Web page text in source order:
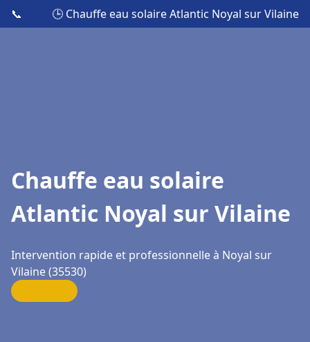
📞 🕒 Chauffe eau solaire Atlantic Noyal sur Vilaine
Chauffe eau solaire
Atlantic Noyal sur Vilaine
Intervention rapide et professionnelle à Noyal sur
Vilaine (35530)